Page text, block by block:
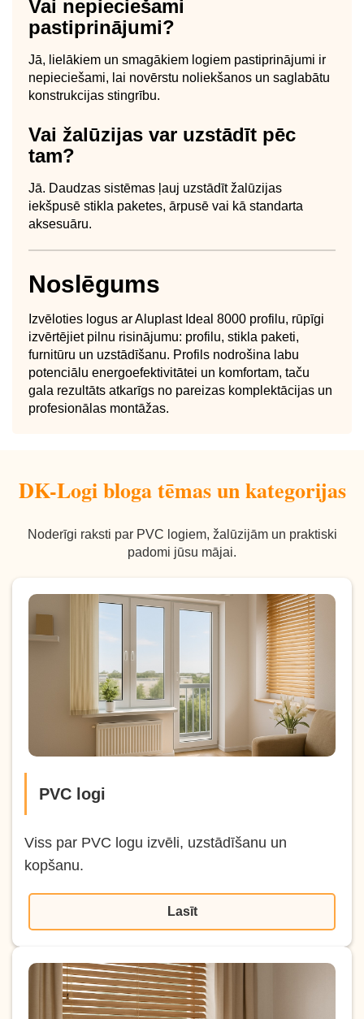
Vai nepieciešami
pastiprinājumi?
Jā, lielākiem un smagākiem logiem pastiprinājumi ir
nepieciešami, lai novērstu noliekšanos un saglabātu
konstrukcijas stingrību.
Vai žalūzijas var uzstādīt pēc
tam?
Jā. Daudzas sistēmas ļauj uzstādīt žalūzijas
iekšpusē stikla paketes, ārpusē vai kā standarta
aksesuāru.
Noslēgums
Izvēloties logus ar Aluplast Ideal 8000 profilu, rūpīgi
izvērtējiet pilnu risinājumu: profilu, stikla paketi,
furnitūru un uzstādīšanu. Profils nodrošina labu
potenciālu energoefektivitātei un komfortam, taču
gala rezultāts atkarīgs no pareizas komplektācijas un
profesionālas montāžas.
DK-Logi bloga tēmas un kategorijas
Noderīgi raksti par PVC logiem, žalūzijām un praktiski
padomi jūsu mājai.
PVC logi
Viss par PVC logu izvēli, uzstādīšanu un
kopšanu.
Lasīt